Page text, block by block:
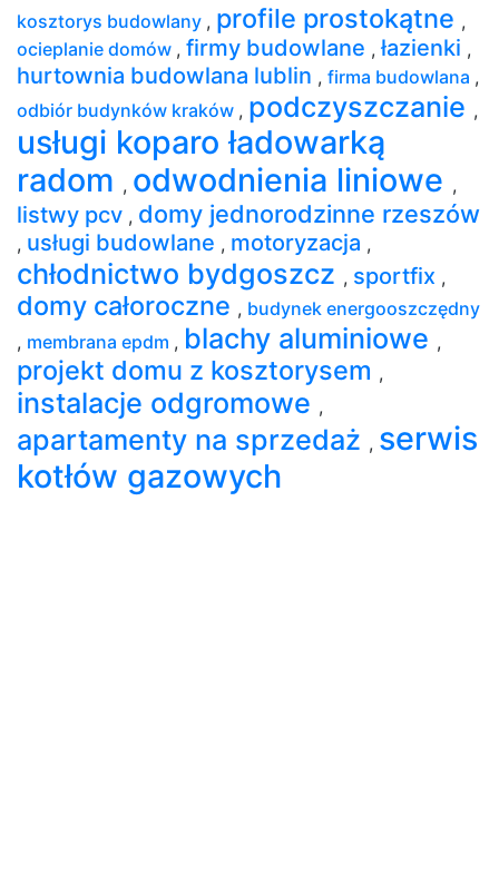
kosztorys budowlany , profile prostokątne ,
ocieplanie domów , firmy budowlane , łazienki ,
hurtownia budowlana lublin , firma budowlana ,
odbiór budynków kraków , podczyszczanie ,
usługi koparo ładowarką
radom , odwodnienia liniowe ,
listwy pcv , domy jednorodzinne rzeszów
, usługi budowlane , motoryzacja ,
chłodnictwo bydgoszcz , sportfix ,
domy całoroczne , budynek energooszczędny
, membrana epdm , blachy aluminiowe ,
projekt domu z kosztorysem ,
instalacje odgromowe ,
apartamenty na sprzedaż , serwis
kotłów gazowych